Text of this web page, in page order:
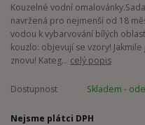
Kouzelné vodní
navržená pro nejmenší od 18
vodou k vybarvování bílých
kouzlo: objevují se vzory!
znovu! Kateg... celý popis
Dostupnost Skladem -
Nejsme plátci DPH